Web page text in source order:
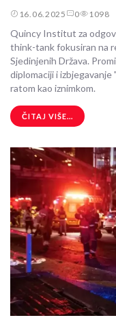
16.06.2025 0 1098
Quincy Institut za
think-tank fokusiran na
Sjedinjenih Država.
diplomaciji i izbjegavanje
ratom kao iznimkom.
ČITAJ VIŠE...